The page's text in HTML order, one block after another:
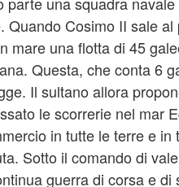
Quando Cosimo II sale
mare una flotta di 45
Questa, che conta 6
Il sultano allora
le scorrerie nel mar
in tutte le terre e
Sotto il comando di
guerra di corsa e di